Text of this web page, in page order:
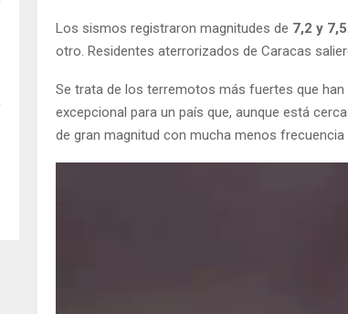
Los sismos registraron magnitudes de 7,2 y 7,5
otro. Residentes aterrorizados de Caracas
Se trata de los terremotos más fuertes que
excepcional para un país que, aunque está
de gran magnitud con mucha menos